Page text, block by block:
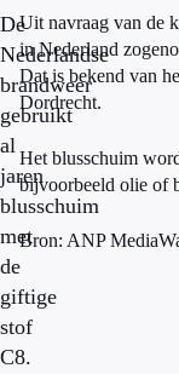
De
Nederlandse
brandweer
gebruikt
al
jaren
blusschuim
met
de
giftige
stof
C8.
Uit navraag van de
in Nederland
Dat is bekend van
Dordrecht.
Het blusschuim
bijvoorbeeld olie of
Bron: ANP